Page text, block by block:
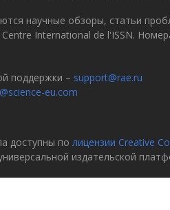
научные обзоры, статьи
Centre International de l'ISSN.
поддержки – support@rae.ru
eu.com
доступны по лицензии Creative
издательской